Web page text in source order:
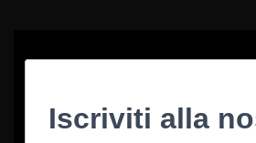
Iscriviti alla